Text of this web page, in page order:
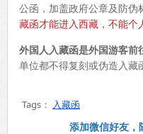
公函，加盖政府公章及防伪
藏函才能进入西藏，不能个
外国人入藏函是外国游客前
单位都不得复刻或伪造入藏
Tags： 入藏函
添加微信好友，